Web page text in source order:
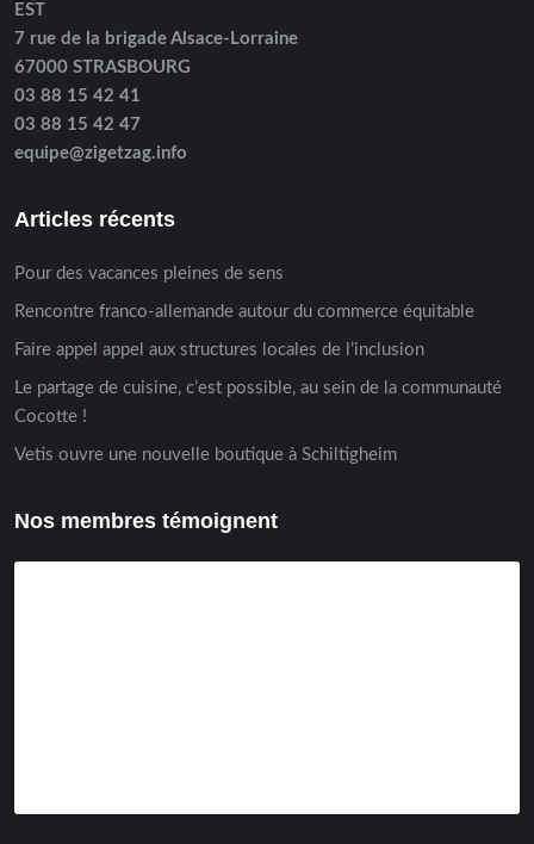
EST
7 rue de la brigade Alsace-Lorraine
67000 STRASBOURG
03 88 15 42 41
03 88 15 42 47
equipe@zigetzag.info
Articles récents
Pour des vacances pleines de sens
Rencontre franco-allemande autour du commerce équitable
Faire appel appel aux structures locales de l’inclusion
Le partage de cuisine, c’est possible, au sein de la communauté
Cocotte !
Vetis ouvre une nouvelle boutique à Schiltigheim
Nos membres témoignent